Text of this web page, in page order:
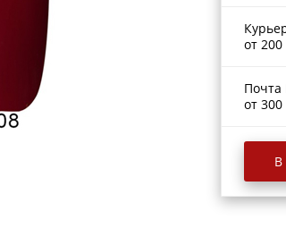
от 200
Почта
от 300